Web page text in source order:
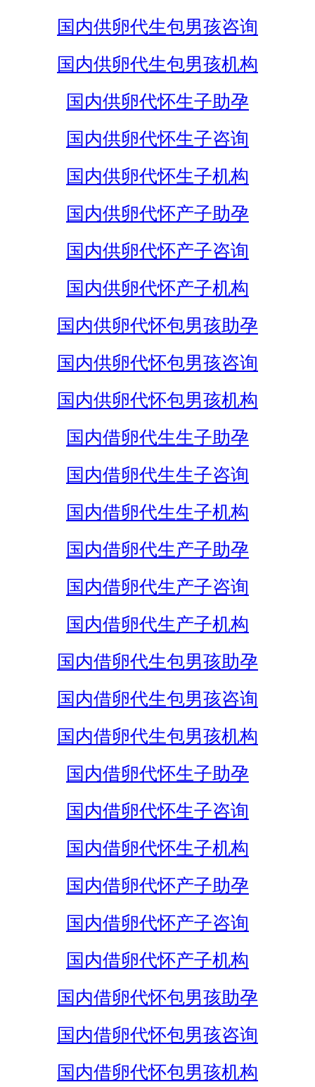
国内供卵代生包男孩咨询
国内供卵代生包男孩机构
国内供卵代怀生子助孕
国内供卵代怀生子咨询
国内供卵代怀生子机构
国内供卵代怀产子助孕
国内供卵代怀产子咨询
国内供卵代怀产子机构
国内供卵代怀包男孩助孕
国内供卵代怀包男孩咨询
国内供卵代怀包男孩机构
国内借卵代生生子助孕
国内借卵代生生子咨询
国内借卵代生生子机构
国内借卵代生产子助孕
国内借卵代生产子咨询
国内借卵代生产子机构
国内借卵代生包男孩助孕
国内借卵代生包男孩咨询
国内借卵代生包男孩机构
国内借卵代怀生子助孕
国内借卵代怀生子咨询
国内借卵代怀生子机构
国内借卵代怀产子助孕
国内借卵代怀产子咨询
国内借卵代怀产子机构
国内借卵代怀包男孩助孕
国内借卵代怀包男孩咨询
国内借卵代怀包男孩机构